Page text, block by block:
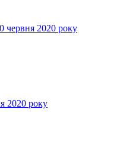
червня 2020 року
2020 року